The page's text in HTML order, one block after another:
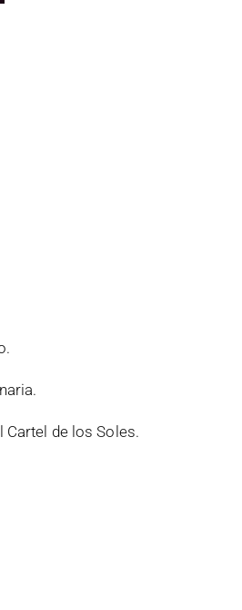
Cartel de los Soles.